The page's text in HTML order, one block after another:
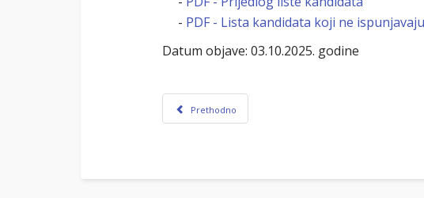
- PDF - Lista kandidata koji ne
Datum objave: 03.10.2025. godine
Prethodno